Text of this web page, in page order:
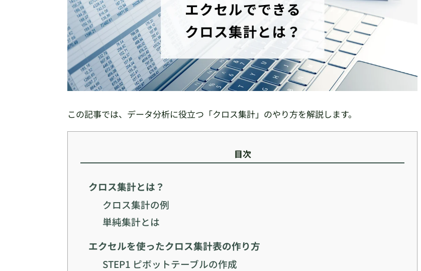
この記事では、データ分析に役立つ「クロス集計」のやり方を解説します。
目次
クロス集計とは？
クロス集計の例
単純集計とは
エクセルを使ったクロス集計表の作り方
STEP1 ピボットテーブルの作成